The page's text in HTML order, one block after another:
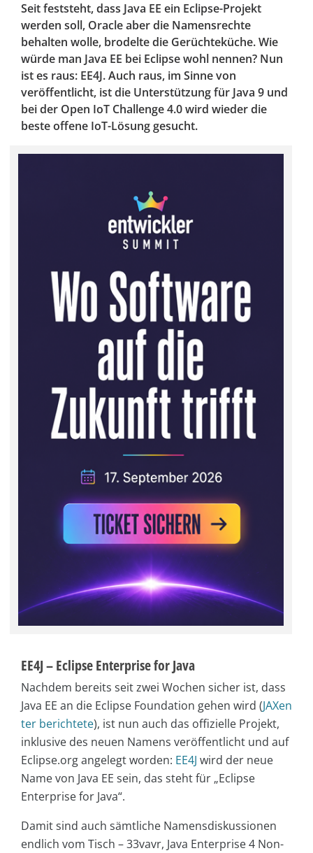
Seit feststeht, dass Java EE ein Eclipse-Projekt
werden soll, Oracle aber die Namensrechte
behalten wolle, brodelte die Gerüchteküche. Wie
würde man Java EE bei Eclipse wohl nennen? Nun
ist es raus: EE4J. Auch raus, im Sinne von
veröffentlicht, ist die Unterstützung für Java 9 und
bei der Open IoT Challenge 4.0 wird wieder die
beste offene IoT-Lösung gesucht.
EE4J – Eclipse Enterprise for Java
Nachdem bereits seit zwei Wochen sicher ist, dass
Java EE an die Eclipse Foundation gehen wird (JAXen
ter berichtete), ist nun auch das offizielle Projekt,
inklusive des neuen Namens veröffentlicht und auf
Eclipse.org angelegt worden: EE4J wird der neue
Name von Java EE sein, das steht für „Eclipse
Enterprise for Java“.
Damit sind auch sämtliche Namensdiskussionen
endlich vom Tisch – 33vavr, Java Enterprise 4 Non-